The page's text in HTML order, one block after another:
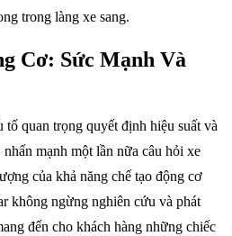
trong làng xe sang.
Cơ: Sức Mạnh Và
tố quan trọng quyết định hiệu suất và
mạnh một lần nữa câu hỏi xe
của khả năng chế tạo động cơ
không ngừng nghiên cứu và phát
đến cho khách hàng những chiếc